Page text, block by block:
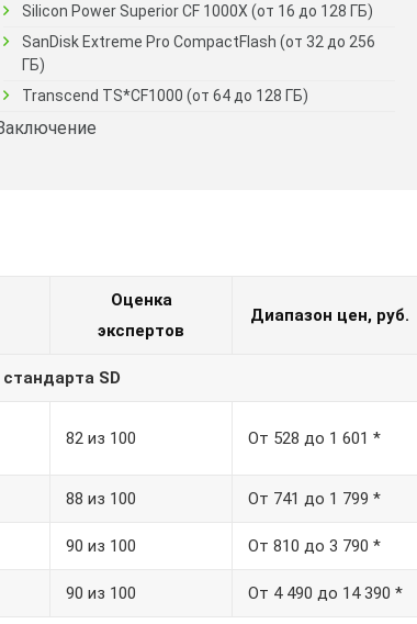
Silicon Power Superior CF 1000X (от 16 до 128 ГБ)
SanDisk Extreme Pro CompactFlash (от 32 до 256
ГБ)
Transcend TS*CF1000 (от 64 до 128 ГБ)
Оценка
экспертов
Диапазон цен, руб.
SD
82 из 100 От 528 до 1 601 *
88 из 100 От 741 до 1 799 *
90 из 100 От 810 до 3 790 *
90 из 100 От 4 490 до 14 390 *